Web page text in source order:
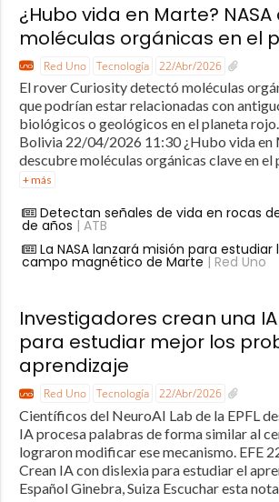
¿Hubo vida en Marte?
moléculas orgánicas en el
Red Uno Tecnología 22/Abr/2026
El rover Curiosity detectó moléculas
que podrían estar relacionadas con
biológicos o geológicos en el planeta
Bolivia 22/04/2026 11:30 ¿Hubo vida en
descubre moléculas orgánicas clave en el
+ más
Detectan señales de vida en rocas
de años | ATB
La NASA lanzará misión para
campo magnético de Marte | Red Uno
Investigadores crean una
para estudiar mejor los
aprendizaje
Red Uno Tecnología 22/Abr/2026
Científicos del NeuroAI Lab de la EPFL
IA procesa palabras de forma similar al
lograron modificar ese mecanismo. EFE
Crean IA con dislexia para estudiar el
Español Ginebra, Suiza Escuchar esta